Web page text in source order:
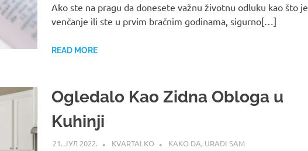
Ako ste na pragu da donesete važnu životnu odluku kao što je
venčanje ili ste u prvim bračnim godinama, sigurno[…]
READ MORE
Ogledalo Kao Zidna Obloga u
Kuhinji
21. ЈУЛ 2022. KVARTALKO KAKO DA, URADI SAM